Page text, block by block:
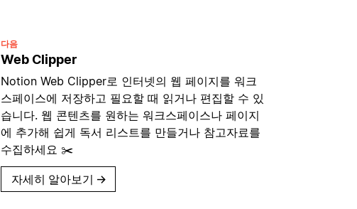
다음
Web Clipper
Notion Web Clipper로 인터넷의 웹 페이지를 워크
스페이스에 저장하고 필요할 때 읽거나 편집할 수 있
습니다. 웹 콘텐츠를 원하는 워크스페이스나 페이지
에 추가해 쉽게 독서 리스트를 만들거나 참고자료를
수집하세요 ✂️
자세히 알아보기 →